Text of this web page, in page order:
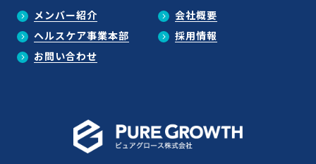
メンバー紹介
会社概要
ヘルスケア事業本部
採用情報
お問い合わせ